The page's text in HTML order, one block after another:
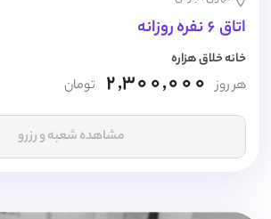
اتاق 6 نفره روزانه
خانه خلاق هزاره
هر روز 2,300,000 تومان
مشاهده شعبه و رزرو